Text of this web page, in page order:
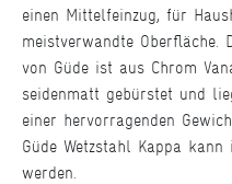
einen Mittelfeinzug, für
meistverwandte Oberfläche.
von Güde ist aus Chrom
seidenmatt gebürstet und
einer hervorragenden
Güde Wetzstahl Kappa
werden.